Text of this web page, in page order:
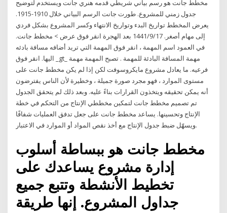
مخطط جانت هو رسم بياني شريطي قدمه هنري جانت ويستخدم لتوضيح
جدول زمني للمشروع. طورت جانت الرسم البياني خلال 1910-1915.
يعرض المخطط تواريخ البدء وتواريخ الانتهاء وكسر المشروع بشكل فردي
إلى مهام أصغر. 17‏‏/9‏‏/1441 بعد الهجرة انقر فوق عرض >‏ مخطط جانت.
في العمود اسم المهمة ، انقر فوق المهمة التي تريد أضافه مسافة بادئه
اليها. انقر فوق _gt_ مهمة المسافة البادئة للمهمة . تصبح المهمة مهمة
فرعيه. ما يعادل مشروع مايكروسوفت لكن إذا لم يكن مخطط جانت على
مستوى الموارد ، فهو مجرد صورة جميلة ، وخطيرة لأن الناس يفترضون
أنه يمكن تحقيقه ويتخذون القرارات بناءً عليه. وبعد ذلك لم يتحقق الجدول
تم تصميم مخطط جانت لتمكين مخططي الإنتاج من التحكم في خطة
الإنتاج وتحسينها. يساعد مخطط جانت على جعل تدفق العمليات شفافًا
ويسهّل ضبط جدول الإنتاج مع أخذ نقص المواد أو الموارد في الاعتبار.
مخطط جانت هو ببساطة أسلوب
إدارة مشروع يساعدك على
تخطيط الأنشطة وتتبع جميع
جداول المشروع. إنها طريقة